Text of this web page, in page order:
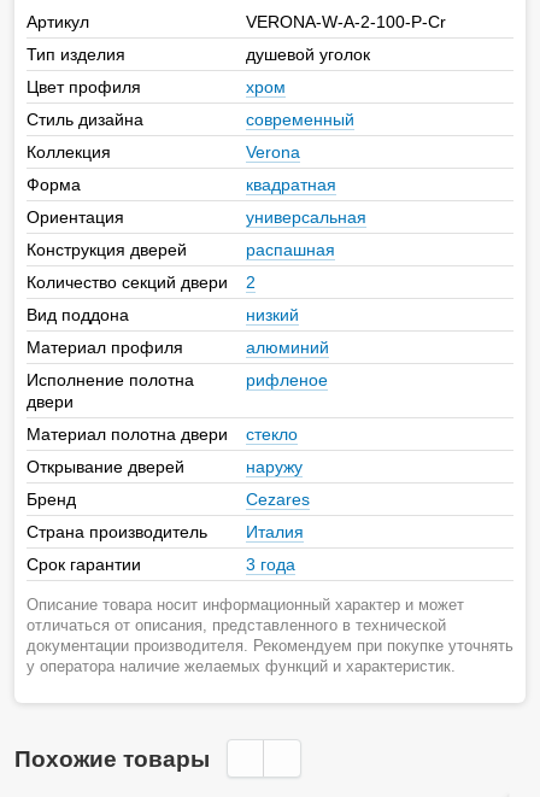
Артикул
VERONA-W-A-2-100-P-Cr
Тип изделия
душевой уголок
Цвет профиля
хром
Стиль дизайна
современный
Коллекция
Verona
Форма
квадратная
Ориентация
универсальная
Конструкция дверей
распашная
Количество секций двери
2
Вид поддона
низкий
Материал профиля
алюминий
Исполнение полотна
двери
рифленое
Материал полотна двери
стекло
Открывание дверей
наружу
Бренд
Cezares
Страна производитель
Италия
Срок гарантии
3 года
Описание товара носит информационный характер и может
отличаться от описания, представленного в технической
документации производителя. Рекомендуем при покупке уточнять
у оператора наличие желаемых функций и характеристик.
Похожие товары